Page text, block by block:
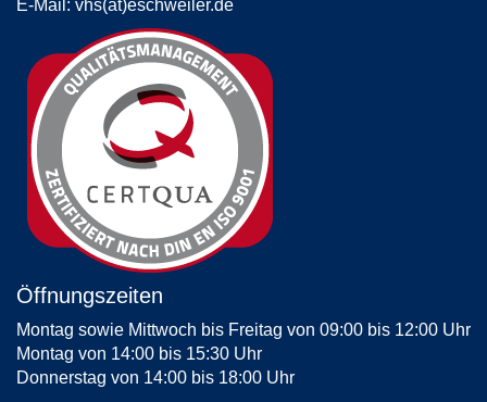
E-Mail: vhs(at)eschweiler.de
Öffnungszeiten
Montag sowie Mittwoch bis Freitag von 09:00 bis 12:00 Uhr
Montag von 14:00 bis 15:30 Uhr
Donnerstag von 14:00 bis 18:00 Uhr